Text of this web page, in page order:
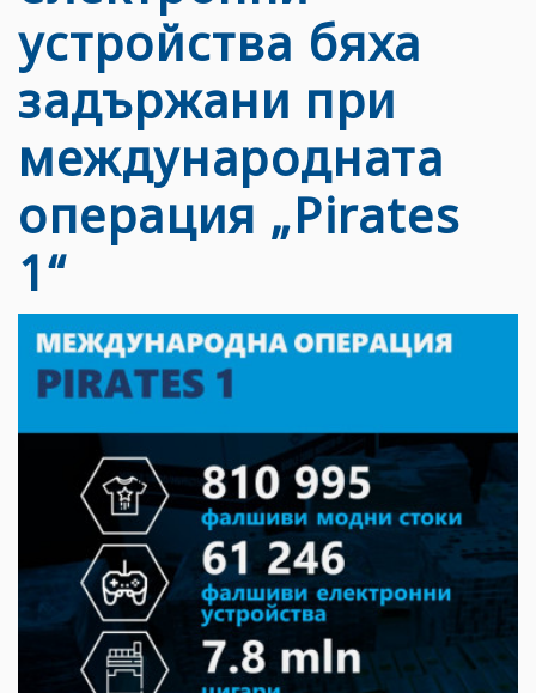
устройства бяха
задържани при
международната
операция „Pirates
1“